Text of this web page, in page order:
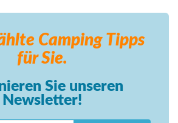
Camping Tipps
für Sie.
Sie unseren
Newsletter!